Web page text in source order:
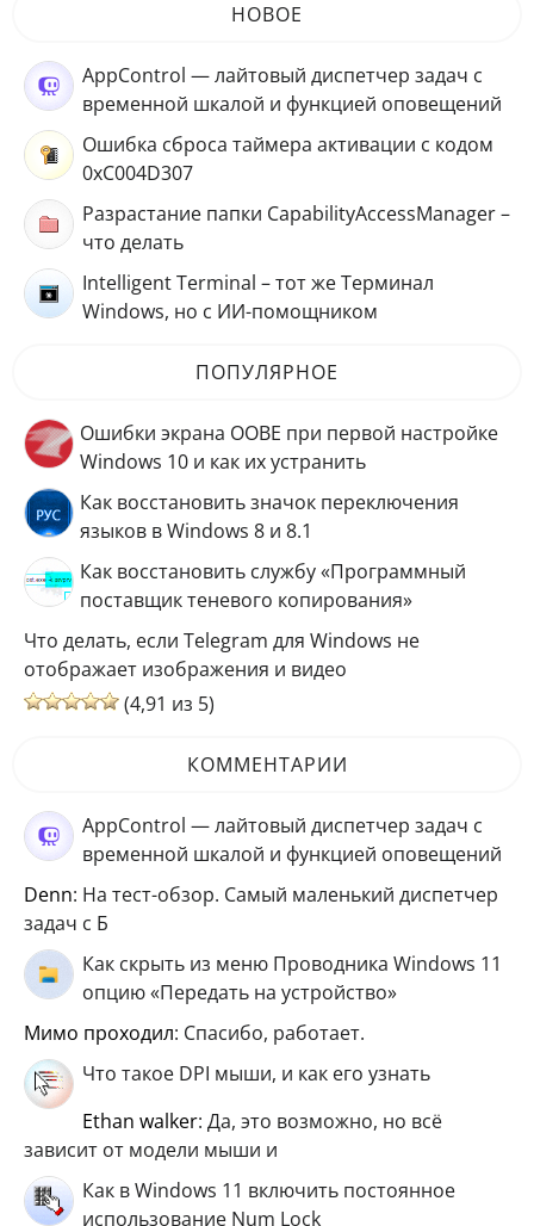
НОВОЕ
AppControl — лайтовый диспетчер задач с
временной шкалой и функцией оповещений
Ошибка сброса таймера активации с кодом
0xC004D307
Разрастание папки CapabilityAccessManager –
что делать
Intelligent Terminal – тот же Терминал
Windows, но с ИИ-помощником
ПОПУЛЯРНОЕ
Ошибки экрана OOBE при первой настройке
Windows 10 и как их устранить
Как восстановить значок переключения
языков в Windows 8 и 8.1
Как восстановить службу «Программный
поставщик теневого копирования»
Что делать, если Telegram для Windows не
отображает изображения и видео
(4,91 из 5)
КОММЕНТАРИИ
AppControl — лайтовый диспетчер задач с
временной шкалой и функцией оповещений
Denn: На тест-обзор. Самый маленький диспетчер
задач с Б
Как скрыть из меню Проводника Windows 11
опцию «Передать на устройство»
мимо проходил: Спасибо, работает.
Что такое DPI мыши, и как его узнать
ethan walker: Да, это возможно, но всё
зависит от модели мыши и
Как в Windows 11 включить постоянное
использование Num Lock